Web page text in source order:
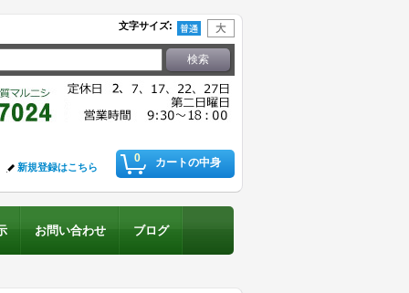
文字サイズ:
0 カートの中身
新規登録はこちら
お問い合わせ ブログ